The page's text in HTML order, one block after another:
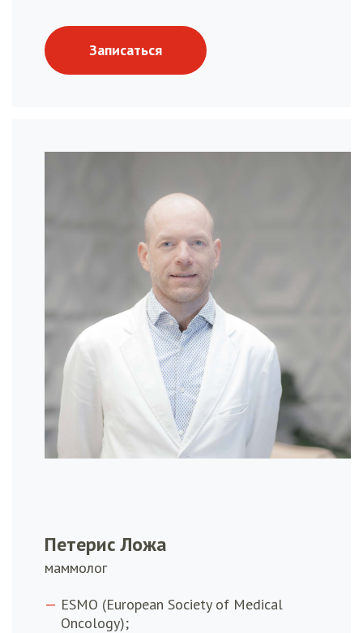
Записаться
Петерис Ложа
маммолог
ESMO (European Society of Medical
Oncology);